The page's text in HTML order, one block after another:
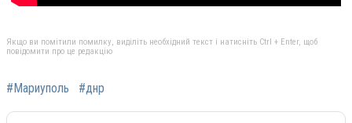
Якщо ви помітили помилку, виділіть необхідний текст і натисніть Ctrl + Enter, щоб
повідомити про це редакцію
#Мариуполь #днр